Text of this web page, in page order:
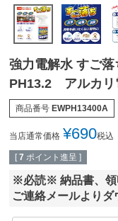
強力電解水 すご
PH13.2 アルカリ
商品番号 EWPH13400A
当店通常価格 ¥690税込
[ 7 ポイント進呈 ]
※必読※ 納品書、領
ご連絡メールより